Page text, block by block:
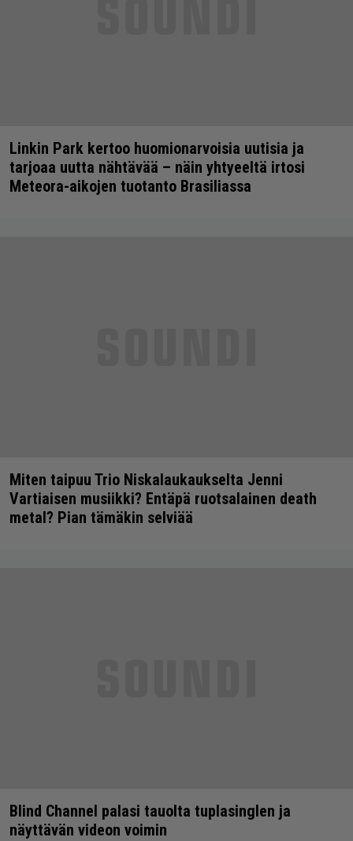
Linkin Park kertoo huomionarvoisia uutisia ja
tarjoaa uutta nähtävää – näin yhtyeeltä irtosi
Meteora-aikojen tuotanto Brasiliassa
Miten taipuu Trio Niskalaukaukselta Jenni
Vartiaisen musiikki? Entäpä ruotsalainen death
metal? Pian tämäkin selviää
Blind Channel palasi tauolta tuplasinglen ja
näyttävän videon voimin